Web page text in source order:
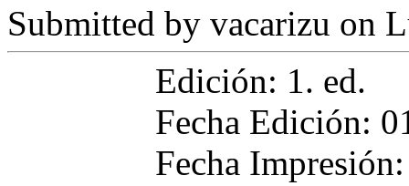
Submitted by vacarizu on
Edición: 1. ed.
Fecha Edición:
Fecha